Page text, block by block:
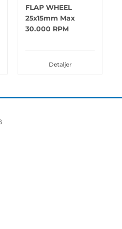
FLAP WHEEL
25x15mm Max
30.000 RPM
Detaljer